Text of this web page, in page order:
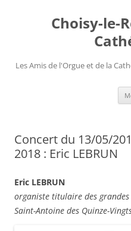
Choisy-le-
Les Amis de l'Orgue et de la
Concert du 13/05/
2018 : Eric LEBRUN
Eric LEBRUN
organiste titulaire des grandes
Saint-Antoine des Quinze-